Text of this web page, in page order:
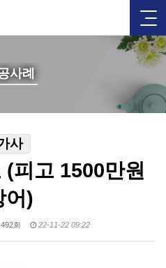
사례
사
피고 1500만원
어)
회 22-11-22 09:22